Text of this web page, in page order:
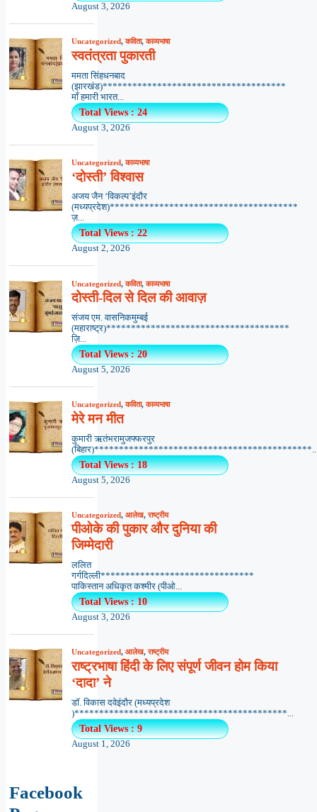
August 3, 2026
Uncategorized,कविता,काव्यभाषा
स्वतंत्रता पुकारती
ममता सिंहधनबाद
(झारखंड)*************************************
माँ हमारी भारत...
Total Views : 24
August 3, 2026
Uncategorized,काव्यभाषा
‘दोस्ती’ विश्वास
अजय जैन ‘विकल्प’इंदौर
(मध्यप्रदेश)**************************************
ज़...
Total Views : 22
August 2, 2026
Uncategorized,कविता,काव्यभाषा
दोस्ती-दिल से दिल की आवाज़
संजय एम. वासनिकमुम्बई
(महाराष्ट्र)*************************************
ज़ि...
Total Views : 20
August 5, 2026
Uncategorized,कविता,काव्यभाषा
मेरे मन मीत
कुमारी ऋतंभरामुजफ्फरपुर
Total Views : 18
August 5, 2026
Uncategorized, आलेख,राष्ट्रीय
पीओके की पुकार और दुनिया की
जिम्मेदारी
ललित
गर्गदिल्ली*******************************
पाकिस्तान अधिकृत कश्मीर (पीओ...
Total Views : 10
August 3, 2026
Uncategorized, आलेख,राष्ट्रीय
राष्ट्रभाषा हिंदी के लिए संपूर्ण जीवन होम किया
‘दादा’ ने
डॉ. विकास दवेइंदौर (मध्यप्रदेश
)*******************************************...
Total Views : 9
August 1, 2026
Facebook